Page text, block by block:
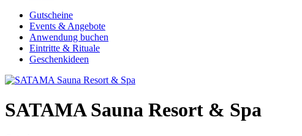
Gutscheine
Events & Angebote
Anwendung buchen
Eintritte & Rituale
Geschenkideen
SATAMA Sauna Resort & Spa